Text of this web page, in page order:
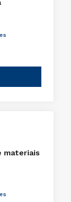
materiais